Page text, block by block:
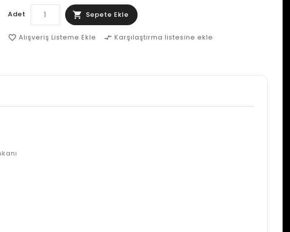
Adet Sepete Ekle
favorite_border Alışveriş Listeme Ekle compare_arrows Karşılaştırma listesine ekle